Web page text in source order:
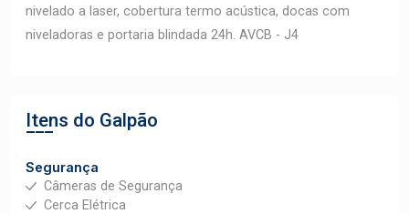
nivelado a laser, cobertura termo acústica, docas com
niveladoras e portaria blindada 24h. AVCB - J4
Itens do Galpão
Segurança
Câmeras de Segurança
Cerca Elétrica